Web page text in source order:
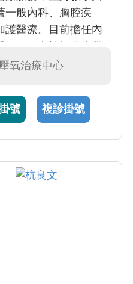
一般內科、胸腔疾
護醫療。目前擔任內
動相關領域的進步與
氧治療中心
號 複診掛號